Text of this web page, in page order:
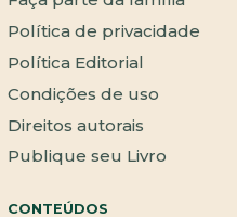
Política de privacidade
Política Editorial
Condições de uso
Direitos autorais
Publique seu Livro
CONTEÚDOS